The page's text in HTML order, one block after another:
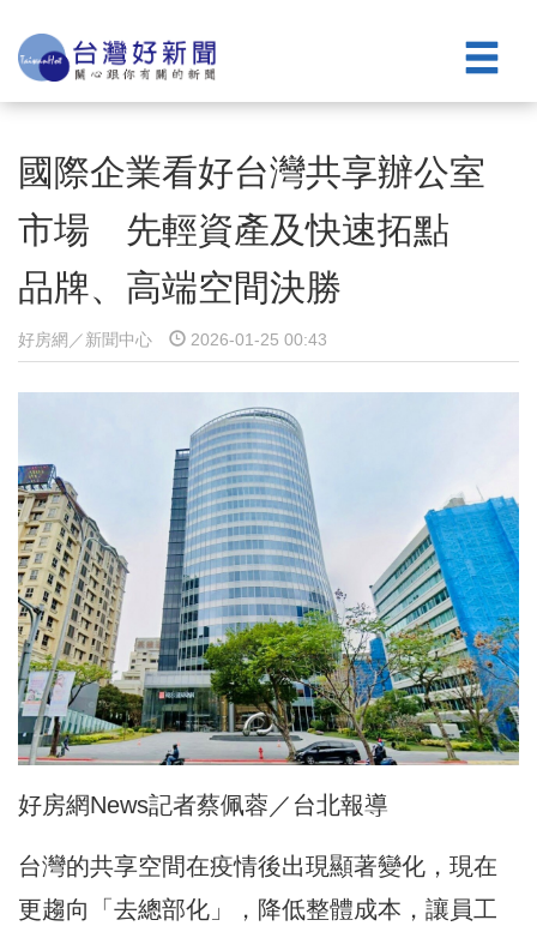
國際企業看好台灣共享辦公室
市場 先輕資產及快速拓點
品牌、高端空間決勝
好房網／新聞中心 2026-01-25 00:43
好房網News記者蔡佩蓉／台北報導
台灣的共享空間在疫情後出現顯著變化，現在
更趨向「去總部化」，降低整體成本，讓員工